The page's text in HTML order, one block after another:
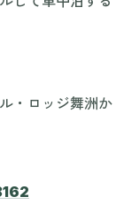
・ロッジ舞洲か